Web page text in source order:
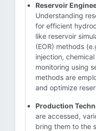
Reservoir
Understanding
for efficient
like reservoir
(EOR) methods
injection,
monitoring using
methods are
and optimize
Production
are accessed,
bring them to the